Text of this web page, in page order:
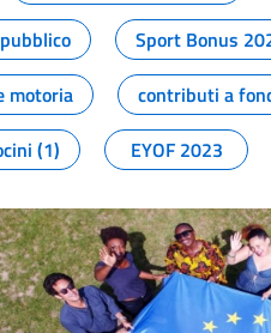
Sport Bonus
motoria contributi a
(1) EYOF 2023